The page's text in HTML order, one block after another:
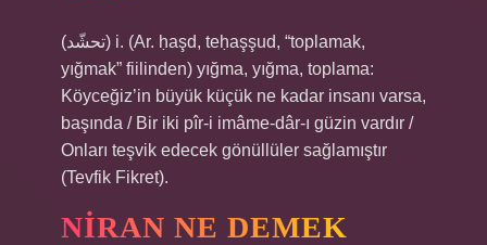
(ﺗﺤﺸّﺪ) i. (Ar. ḥaşd, teḥaşşud, “toplamak,
yığmak” fiilinden) yığma, yığma, toplama:
Köyceğiz’in büyük küçük ne kadar insanı varsa,
başında / Bir iki pîr-i imâme-dâr-ı güzin vardır /
Onları teşvik edecek gönüllüler sağlamıştır
(Tevfik Fikret).
NIRAN NE DEMEK